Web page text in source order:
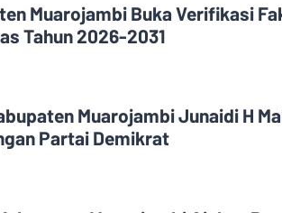
Muarojambi Buka Verifikasi
Tahun 2026-2031
Muarojambi Junaidi H
Partai Demikrat